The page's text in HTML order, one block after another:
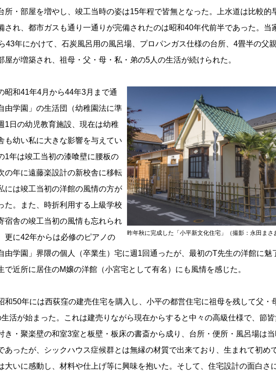
所・部屋を増やし、竣工当時の姿は15年程で皆無となった。上水道は比較的
され、都市ガスも通り一通りが完備されたのは昭和40年代前半であった。当
43年にかけて、石炭風呂用の風呂場、プロパンガス仕様の台所、4畳半の父
屋が増築され、祖母・父・母・私・弟の5人の生活が続けられた。
昨年秋に完成した「小平新文化住宅」（撮影：永田まさ
和41年4月から44年3月まで通
由学園」の生活団（幼稚園法に準
1日の幼児教育施設、現在は幼稚
も幼い私に大きな影響を与えてい
1年は竣工当初の漆喰壁に腰板の
の年に遠藤楽設計の新校舎に移転
には竣工当初の洋館の風情の方が
た。また、時折利用する上級学校
宿舎の竣工当初の風情も忘れられ
更に42年からは必修のピアノの
由学園」界隈の個人（卒業生）宅に週1回通ったが、最初のT先生の洋館に魅
で近所に居住のM嬢の洋館（小宮宅として有名）にも風情を感じた。
50年には西荻窪の建売住宅を購入し、小平の都営住宅に祖母を残して父・
生活が始まった。これは建売りながら現在からすると中々の高級仕様で、節
き・聚楽壁の和室3室と板壁・板床の書斎から成り、台所・便所・風呂場は
あったが、シックハウス症候群とは無縁の材質で出来ており、生まれて初め
大いに感動し、材料や仕上げ等に興味を抱いた。そして、住宅設計の面白さ